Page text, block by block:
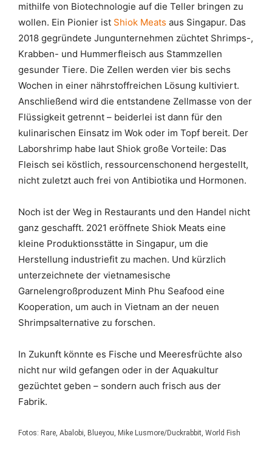
mithilfe von Biotechnologie auf die Teller bringen zu
wollen. Ein Pionier ist Shiok Meats aus Singapur. Das
2018 gegründete Jungunternehmen züchtet Shrimps-,
Krabben- und Hummerfleisch aus Stammzellen
gesunder Tiere. Die Zellen werden vier bis sechs
Wochen in einer nährstoffreichen Lösung kultiviert.
Anschließend wird die entstandene Zellmasse von der
Flüssigkeit getrennt – beiderlei ist dann für den
kulinarischen Einsatz im Wok oder im Topf bereit. Der
Laborshrimp habe laut Shiok große Vorteile: Das
Fleisch sei köstlich, ressourcenschonend hergestellt,
nicht zuletzt auch frei von Antibiotika und Hormonen.
Noch ist der Weg in Restaurants und den Handel nicht
ganz geschafft. 2021 eröffnete Shiok Meats eine
kleine Produktionsstätte in Singapur, um die
Herstellung industriefit zu machen. Und kürzlich
unterzeichnete der vietnamesische
Garnelengroßproduzent Minh Phu Seafood eine
Kooperation, um auch in Vietnam an der neuen
Shrimpsalternative zu forschen.
In Zukunft könnte es Fische und Meeresfrüchte also
nicht nur wild gefangen oder in der Aquakultur
gezüchtet geben – sondern auch frisch aus der
Fabrik.
Fotos: Rare, Abalobi, Blueyou, Mike Lusmore/Duckrabbit, World Fish